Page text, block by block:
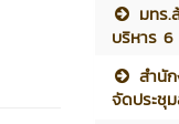
มทร
บริหาร
สำนั
จัดประชุม